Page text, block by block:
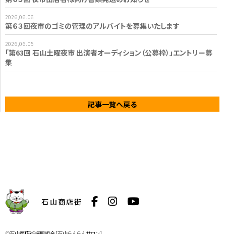
2026,06.06
第６３回夜市のゴミの管理のアルバイトを募集いたします
2026,06.05
「第63回 石山土曜夜市 出演者オーディション（公募枠）」エントリー募
集
記事一覧へ戻る
石山商店街